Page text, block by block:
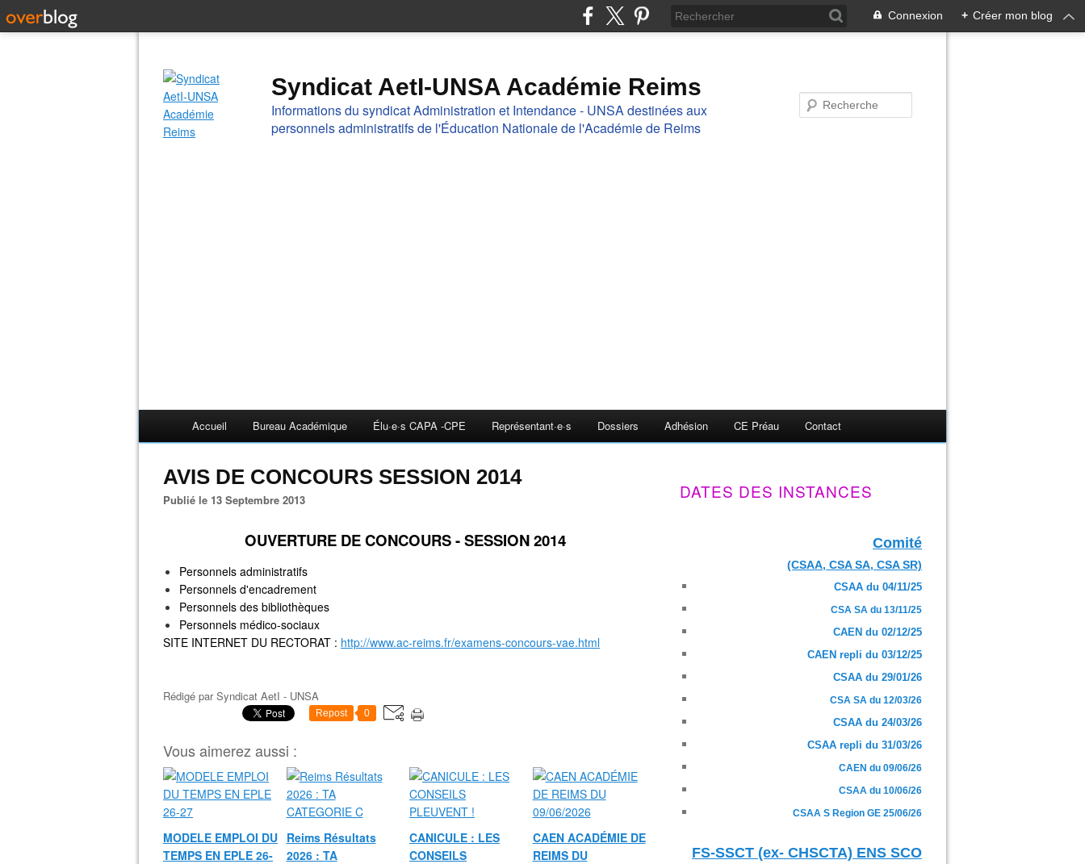
Connexion + Créer mon blog
Syndicat AetI-UNSA Académie Reims
Informations du syndicat Administration et Intendance - UNSA destinées aux
personnels administratifs de l'Éducation Nationale de l'Académie de Reims
Accueil Bureau Académique Élu·e·s CAPA -CPE Représentant·e·s Dossiers Adhésion CE Préau Contact
AVIS DE CONCOURS SESSION 2014
Publié le 13 Septembre 2013
OUVERTURE DE CONCOURS - SESSION 2014
Personnels administratifs
Personnels d'encadrement
Personnels des bibliothèques
Personnels médico-sociaux
SITE INTERNET DU RECTORAT : http://www.ac-reims.fr/examens-concours-vae.html
Rédigé parSyndicat AetI - UNSA
Repost 0
Vous aimerez aussi :
MODELE EMPLOI DU
TEMPS EN EPLE 26-
Reims Résultats
2026 : TA
CANICULE : LES
CONSEILS
CAEN ACADÉMIE DE
REIMS DU
DATES DES INSTANCES
Comité
(CSAA, CSA SA, CSA SR)
CSAA du 04/11/25
CSA SA du 13/11/25
CAEN du 02/12/25
CAEN repli du 03/12/25
CSAA du 29/01/26
CSA SA du 12/03/26
CSAA du 24/03/26
CSAA repli du 31/03/26
CAEN du 09/06/26
CSAA du 10/06/26
CSAA S Region GE 25/06/26
FS-SSCT (ex- CHSCTA) ENS SCO